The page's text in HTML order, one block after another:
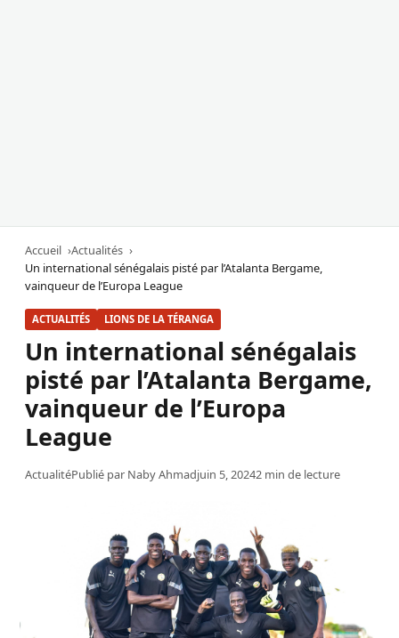
Accueil
Actualités
Un international sénégalais pisté par l’Atalanta Bergame,
vainqueur de l’Europa League
ACTUALITÉS LIONS DE LA TÉRANGA
Un international sénégalais
pisté par l’Atalanta Bergame,
vainqueur de l’Europa
League
ActualitéPublié par Naby Ahmadjuin 5, 20242 min de lecture